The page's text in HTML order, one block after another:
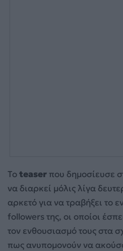
Τοteaser που δημοσίευσε
να διαρκεί μόλις λίγα
αρκετό για να τραβήξει το
followers της, οι οποίοι
τον ενθουσιασμό τους στα
πως ανυπομονούν να